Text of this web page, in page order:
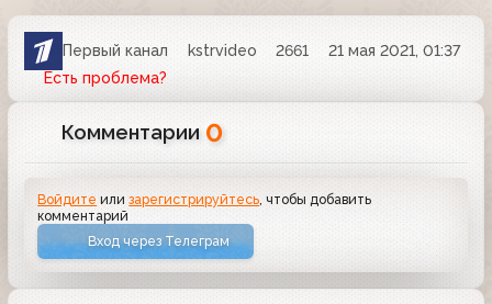
Первый канал kstrvideo 2661
21 мая 2021, 01:37
Есть проблема?
Комментарии 0
Войдите илизарегистрируйтесь , чтобы добавить
комментарий
Вход через Телеграм